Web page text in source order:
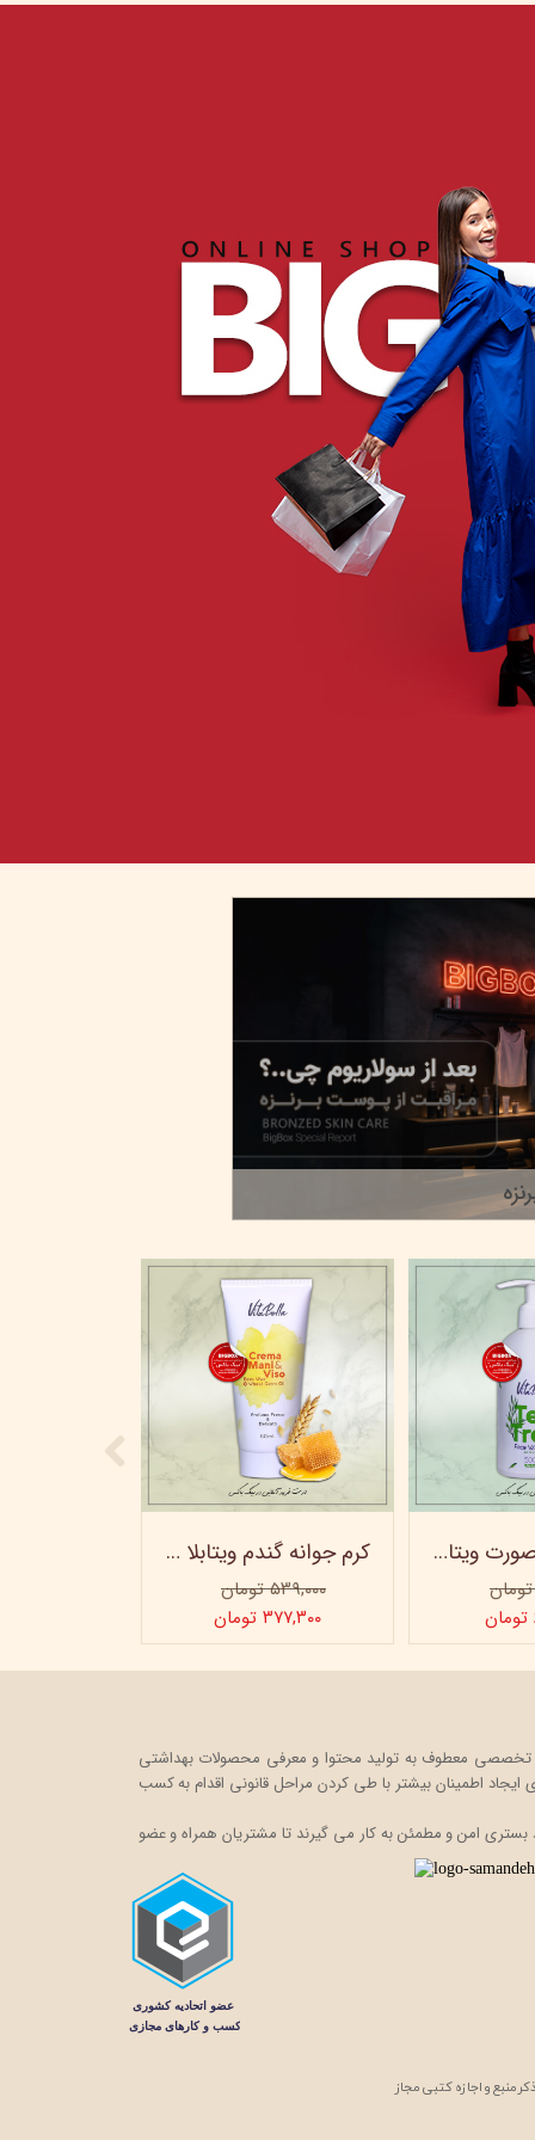
کرم جوانه گندم ویتابلا - تیوپی 60 میلی‌ لیتر
۵۳۹,۰۰۰ تومان
۳۷۷,۳۰۰ تومان
ژل شستشو صورت ویتابلا - 300 میلی لیتر
و اجازه کتبی مجاز
را در قالب یک فروشگاه اینترنتی، به صورت تخصصی معطوف به تولید محتوا و معرفی محصولات بهداشتی
اطمینان بیشتر باطی کردن مراحل قانونی اقدام به کسب
امن و مطمئن به کار می گیرند تا مشتریان همراه و عضو